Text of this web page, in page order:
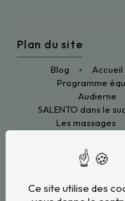
Plan du site
Blog Accueil
Programme
Audierne
SALENTO dans le
Les massages
Cabinet de
Ce site utilise des